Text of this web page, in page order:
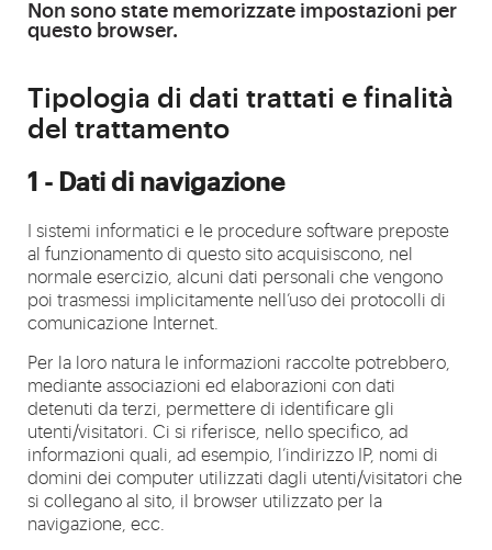
Non sono state memorizzate impostazioni per
questo browser.
Tipologia di dati trattati e finalità
del trattamento
1 - Dati di navigazione
I sistemi informatici e le procedure software preposte
al funzionamento di questo sito acquisiscono, nel
normale esercizio, alcuni dati personali che vengono
poi trasmessi implicitamente nell’uso dei protocolli di
comunicazione Internet.
Per la loro natura le informazioni raccolte potrebbero,
mediante associazioni ed elaborazioni con dati
detenuti da terzi, permettere di identificare gli
utenti/visitatori. Ci si riferisce, nello specifico, ad
informazioni quali, ad esempio, l’indirizzo IP, nomi di
domini dei computer utilizzati dagli utenti/visitatori che
si collegano al sito, il browser utilizzato per la
navigazione, ecc.